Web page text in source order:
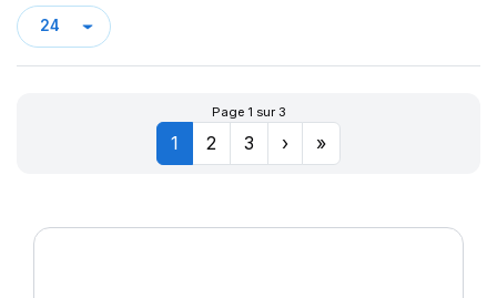
Page 1 sur 3
1 2 3 › »